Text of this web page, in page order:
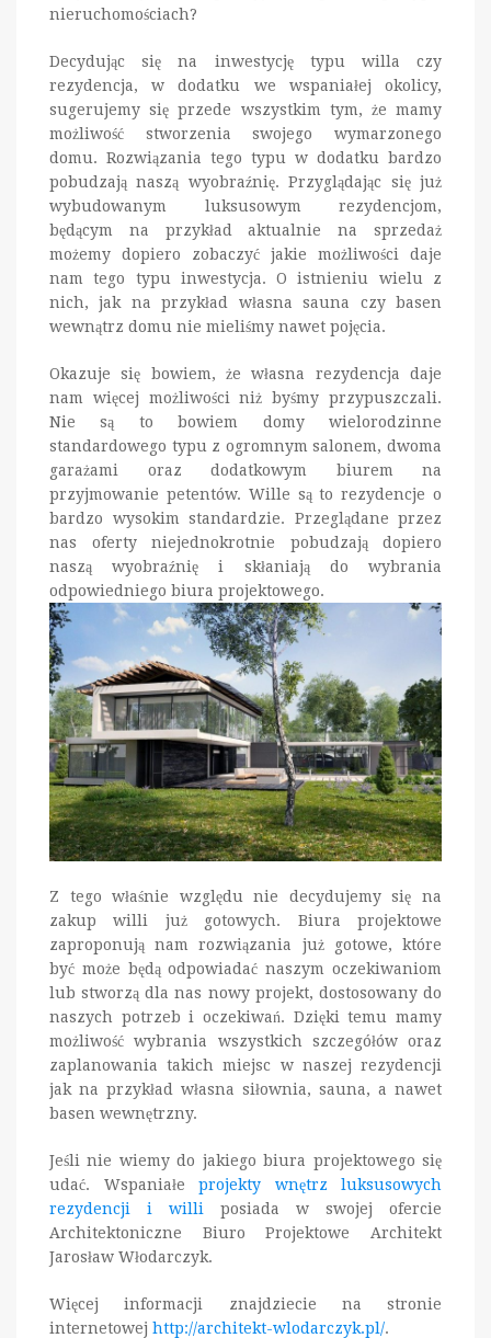
nieruchomościach?
Decydując się na inwestycję typu willa czy
rezydencja, w dodatku we wspaniałej okolicy,
sugerujemy się przede wszystkim tym, że mamy
możliwość stworzenia swojego wymarzonego
domu. Rozwiązania tego typu w dodatku bardzo
pobudzają naszą wyobraźnię. Przyglądając się już
wybudowanym luksusowym rezydencjom,
będącym na przykład aktualnie na sprzedaż
możemy dopiero zobaczyć jakie możliwości daje
nam tego typu inwestycja. O istnieniu wielu z
nich, jak na przykład własna sauna czy basen
wewnątrz domu nie mieliśmy nawet pojęcia.
Okazuje się bowiem, że własna rezydencja daje
nam więcej możliwości niż byśmy przypuszczali.
Nie są to bowiem domy wielorodzinne
standardowego typu z ogromnym salonem, dwoma
garażami oraz dodatkowym biurem na
przyjmowanie petentów. Wille są to rezydencje o
bardzo wysokim standardzie. Przeglądane przez
nas oferty niejednokrotnie pobudzają dopiero
naszą wyobraźnię i skłaniają do wybrania
odpowiedniego biura projektowego.
Z tego właśnie względu nie decydujemy się na
zakup willi już gotowych. Biura projektowe
zaproponują nam rozwiązania już gotowe, które
być może będą odpowiadać naszym oczekiwaniom
lub stworzą dla nas nowy projekt, dostosowany do
naszych potrzeb i oczekiwań. Dzięki temu mamy
możliwość wybrania wszystkich szczegółów oraz
zaplanowania takich miejsc w naszej rezydencji
jak na przykład własna siłownia, sauna, a nawet
basen wewnętrzny.
Jeśli nie wiemy do jakiego biura projektowego się
udać. Wspaniałe projekty wnętrz luksusowych
rezydencji i willi posiada w swojej ofercie
Architektoniczne Biuro Projektowe Architekt
Jarosław Włodarczyk.
Więcej informacji znajdziecie na stronie
internetowej http://architekt-wlodarczyk.pl/.